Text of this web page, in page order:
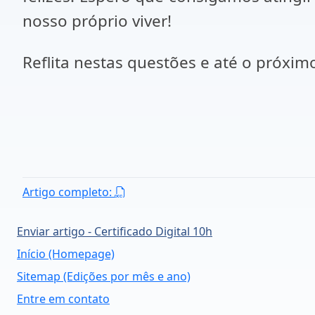
nosso próprio viver!
Reflita nestas questões e até o
Artigo completo:
Enviar artigo - Certificado Digital 10h
Início (Homepage)
Sitemap (Edições por mês e ano)
Entre em contato